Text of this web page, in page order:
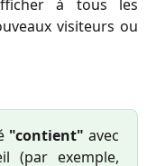
à tous les
visiteurs ou
"contient" avec
(par exemple,